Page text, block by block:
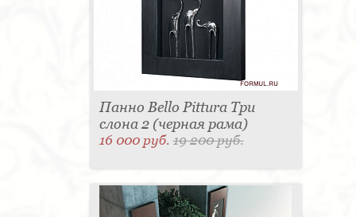
Панно Bello Pittura Три
слона 2 (черная рама)
16 000 руб.19 200 руб.